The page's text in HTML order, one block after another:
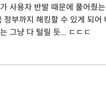
사용자 반발 때문에 풀어줬
정부까지 해킹할 수 있게 되어
그냥 다 털릴 듯... ㄷㄷㄷ